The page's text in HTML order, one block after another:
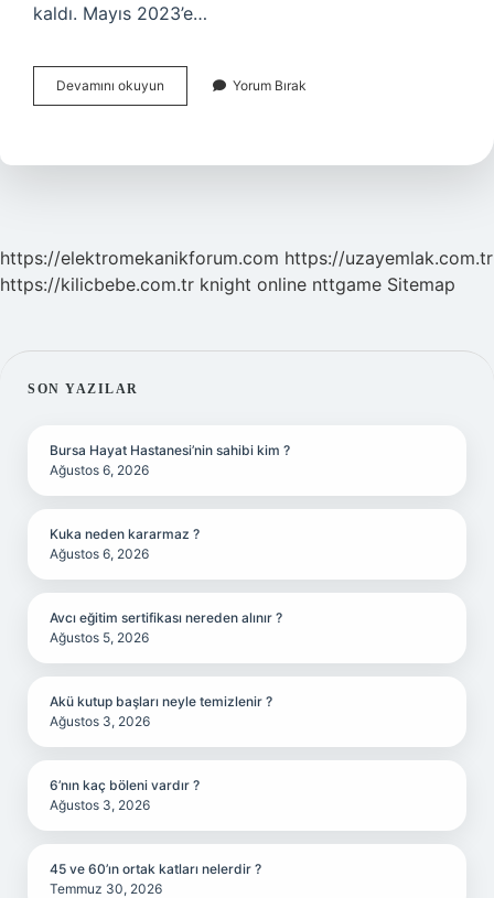
kaldı. Mayıs 2023’e…
Devamını okuyun
Işlemler
Kadar
Yorum Bırak
https://elektromekanikforum.com https://uzayemlak.com.tr
https://kilicbebe.com.tr knight online nttgame Sitemap
SIDEBAR
SON YAZILAR
Bursa Hayat Hastanesi’nin sahibi kim ?
Ağustos 6, 2026
Kuka neden kararmaz ?
Ağustos 6, 2026
Avcı eğitim sertifikası nereden alınır ?
Ağustos 5, 2026
Akü kutup başları neyle temizlenir ?
Ağustos 3, 2026
6’nın kaç böleni vardır ?
Ağustos 3, 2026
45 ve 60’ın ortak katları nelerdir ?
Temmuz 30, 2026